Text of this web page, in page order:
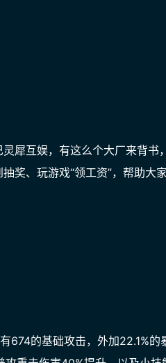
犀互娱，有这么个大厂来背
奖、玩游戏“领工资”，帮助大
674的基础攻击，外加22.1%